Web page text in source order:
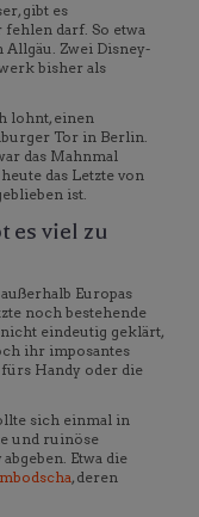
gibt es
fehlen darf. So etwa
Allgäu. Zwei Disney-
bisher als
lohnt, einen
Tor in Berlin.
das Mahnmal
das Letzte von
ist.
es viel zu
Europas
noch bestehende
eindeutig geklärt,
ihr imposantes
Handy oder die
sich einmal in
und ruinöse
Etwa die
, deren